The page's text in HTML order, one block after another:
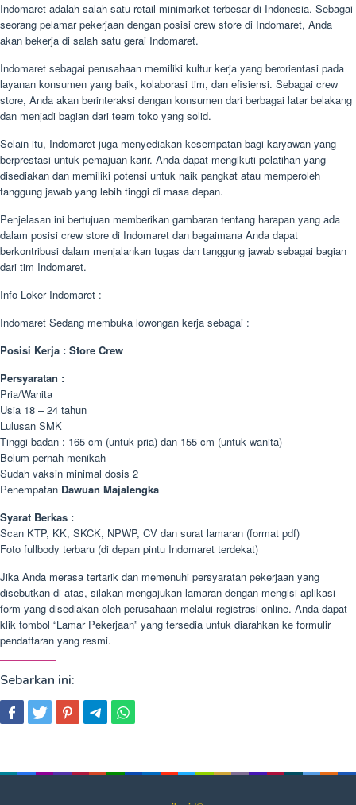
Indomaret adalah salah satu retail minimarket terbesar di Indonesia. Sebagai
seorang pelamar pekerjaan dengan posisi crew store di Indomaret, Anda
akan bekerja di salah satu gerai Indomaret.
Indomaret sebagai perusahaan memiliki kultur kerja yang berorientasi pada
layanan konsumen yang baik, kolaborasi tim, dan efisiensi. Sebagai crew
store, Anda akan berinteraksi dengan konsumen dari berbagai latar belakang
dan menjadi bagian dari team toko yang solid.
Selain itu, Indomaret juga menyediakan kesempatan bagi karyawan yang
berprestasi untuk pemajuan karir. Anda dapat mengikuti pelatihan yang
disediakan dan memiliki potensi untuk naik pangkat atau memperoleh
tanggung jawab yang lebih tinggi di masa depan.
Penjelasan ini bertujuan memberikan gambaran tentang harapan yang ada
dalam posisi crew store di Indomaret dan bagaimana Anda dapat
berkontribusi dalam menjalankan tugas dan tanggung jawab sebagai bagian
dari tim Indomaret.
Info Loker Indomaret :
Indomaret Sedang membuka lowongan kerja sebagai :
Posisi Kerja : Store Crew
Persyaratan :
Pria/Wanita
Usia 18 – 24 tahun
Lulusan SMK
Tinggi badan : 165 cm (untuk pria) dan 155 cm (untuk wanita)
Belum pernah menikah
Sudah vaksin minimal dosis 2
Penempatan Dawuan Majalengka
Syarat Berkas :
Scan KTP, KK, SKCK, NPWP, CV dan surat lamaran (format pdf)
Foto fullbody terbaru (di depan pintu Indomaret terdekat)
Jika Anda merasa tertarik dan memenuhi persyaratan pekerjaan yang
disebutkan di atas, silakan mengajukan lamaran dengan mengisi aplikasi
form yang disediakan oleh perusahaan melalui registrasi online. Anda dapat
klik tombol “Lamar Pekerjaan” yang tersedia untuk diarahkan ke formulir
pendaftaran yang resmi.
Sebarkan ini: